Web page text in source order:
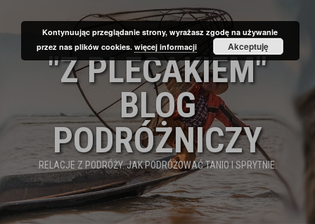
"Z PLECAKIEM"
BLOG
PODRÓŻNICZY
RELACJE Z PODRÓŻY. JAK PODRÓŻOWAĆ TANIO I SPRYTNIE.
Kontynuując przeglądanie strony, wyrażasz zgodę na używanie
przez nas plików cookies.więcej informacji Akceptuję